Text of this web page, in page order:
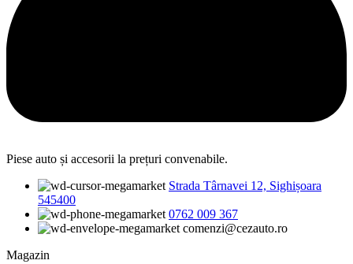
Piese auto și accesorii la prețuri convenabile.
Strada Târnavei 12, Sighișoara
545400
0762 009 367
comenzi@cezauto.ro
Magazin